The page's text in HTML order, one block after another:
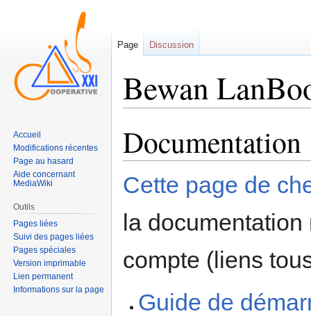
Bewan
la
navigation
la
recherche
Documentation
Cette page de
la
compte (liens
Guide de
Page Discussion
Accueil
Modifications récentes
Page au hasard
Aide concernant
MediaWiki
Outils
Pages liées
Suivi des pages liées
Pages spéciales
Version imprimable
Lien permanent
Informations sur la page